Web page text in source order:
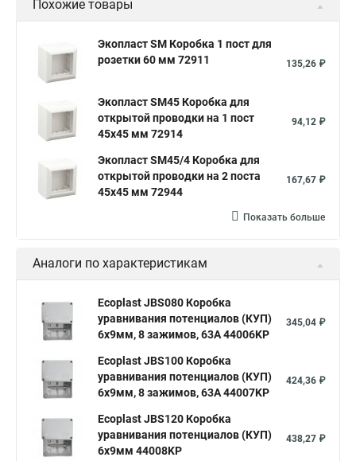
Похожие товары
Экопласт SM Коробка 1 пост для
розетки 60 мм 72911
135,26 ₽
Экопласт SM45 Коробка для
открытой проводки на 1 пост
45х45 мм 72914
94,12 ₽
Экопласт SM45/4 Коробка для
открытой проводки на 2 поста
45х45 мм 72944
167,67 ₽
Показать больше
Аналоги по характеристикам
Ecoplast JBS080 Коробка
уравнивания потенциалов (КУП)
6х9мм, 8 зажимов, 63А 44006KP
345,04 ₽
Ecoplast JBS100 Коробка
уравнивания потенциалов (КУП)
6х9мм, 8 зажимов, 63А 44007KP
424,36 ₽
Ecoplast JBS120 Коробка
уравнивания потенциалов (КУП)
6х9мм 44008KP
438,27 ₽